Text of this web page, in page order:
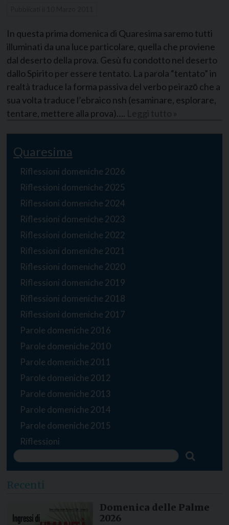
In questa prima domenica di Quaresima saremo tutti
illuminati da una luce particolare, quella che proviene
dal deserto della prova. Gesù fu condotto nel deserto
dallo Spirito per essere tentato. La parola “tentato” in
realtà traduce la forma passiva del verbo peirazō che a
sua volta traduce l’ebraico nsh (esaminare, esplorare,
tentare, mettere alla prova)….
Quaresima
Riflessioni domeniche 2026
Riflessioni domeniche 2025
Riflessioni domeniche 2024
Riflessioni domeniche 2023
Riflessioni domeniche 2022
Riflessioni domeniche 2021
Riflessioni domeniche 2020
Riflessioni domeniche 2019
Riflessioni domeniche 2018
Riflessioni domeniche 2017
Parole domeniche 2016
Parole domeniche 2010
Parole domeniche 2011
Parole domeniche 2012
Parole domeniche 2013
Parole domeniche 2014
Parole domeniche 2015
Riflessioni
Recenti
Domenica delle Palme
2026